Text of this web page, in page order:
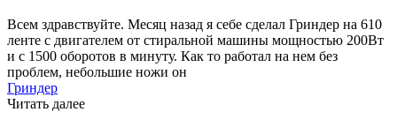
Всем здравствуйте. Месяц назад я себе сделал Гриндер на 610
ленте с двигателем от стиральной машины мощностью 200Вт
и с 1500 оборотов в минуту. Как то работал на нем без
проблем, небольшие ножи он
Гриндер
Читать далее